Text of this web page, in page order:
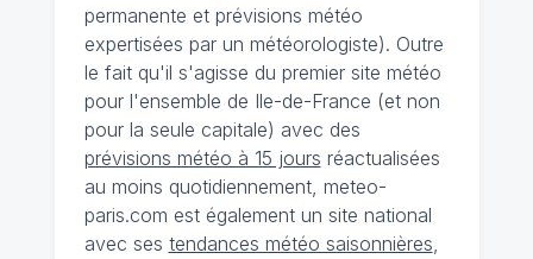
permanente et prévisions météo
expertisées par un météorologiste). Outre
le fait qu'il s'agisse du premier site météo
pour l'ensemble de Ile-de-France (et non
pour la seule capitale) avec des
prévisions météo à 15 jours réactualisées
au moins quotidiennement, meteo-
paris.com est également un site national
avec ses tendances météo saisonnières,